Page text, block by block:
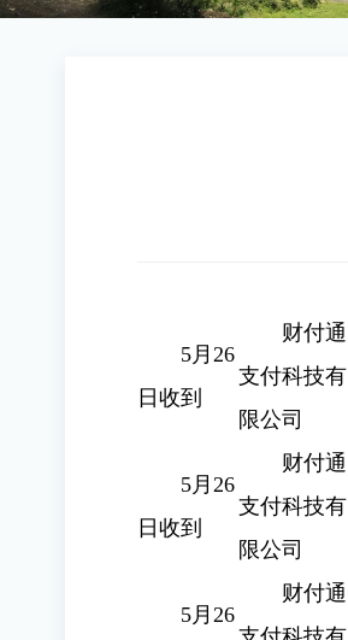
5月26
日收到
财付通
支付科技有
限公司
5月26
日收到
财付通
支付科技有
限公司
5月26
财付通